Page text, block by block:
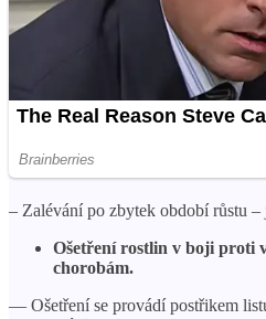
– Zalévání po zbytek období růstu –
Ošetření rostlin v boji proti
chorobám.
— Ošetření se provádí postřikem